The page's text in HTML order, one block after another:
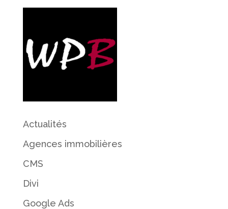
Actualités
Agences immobilières
CMS
Divi
Google Ads